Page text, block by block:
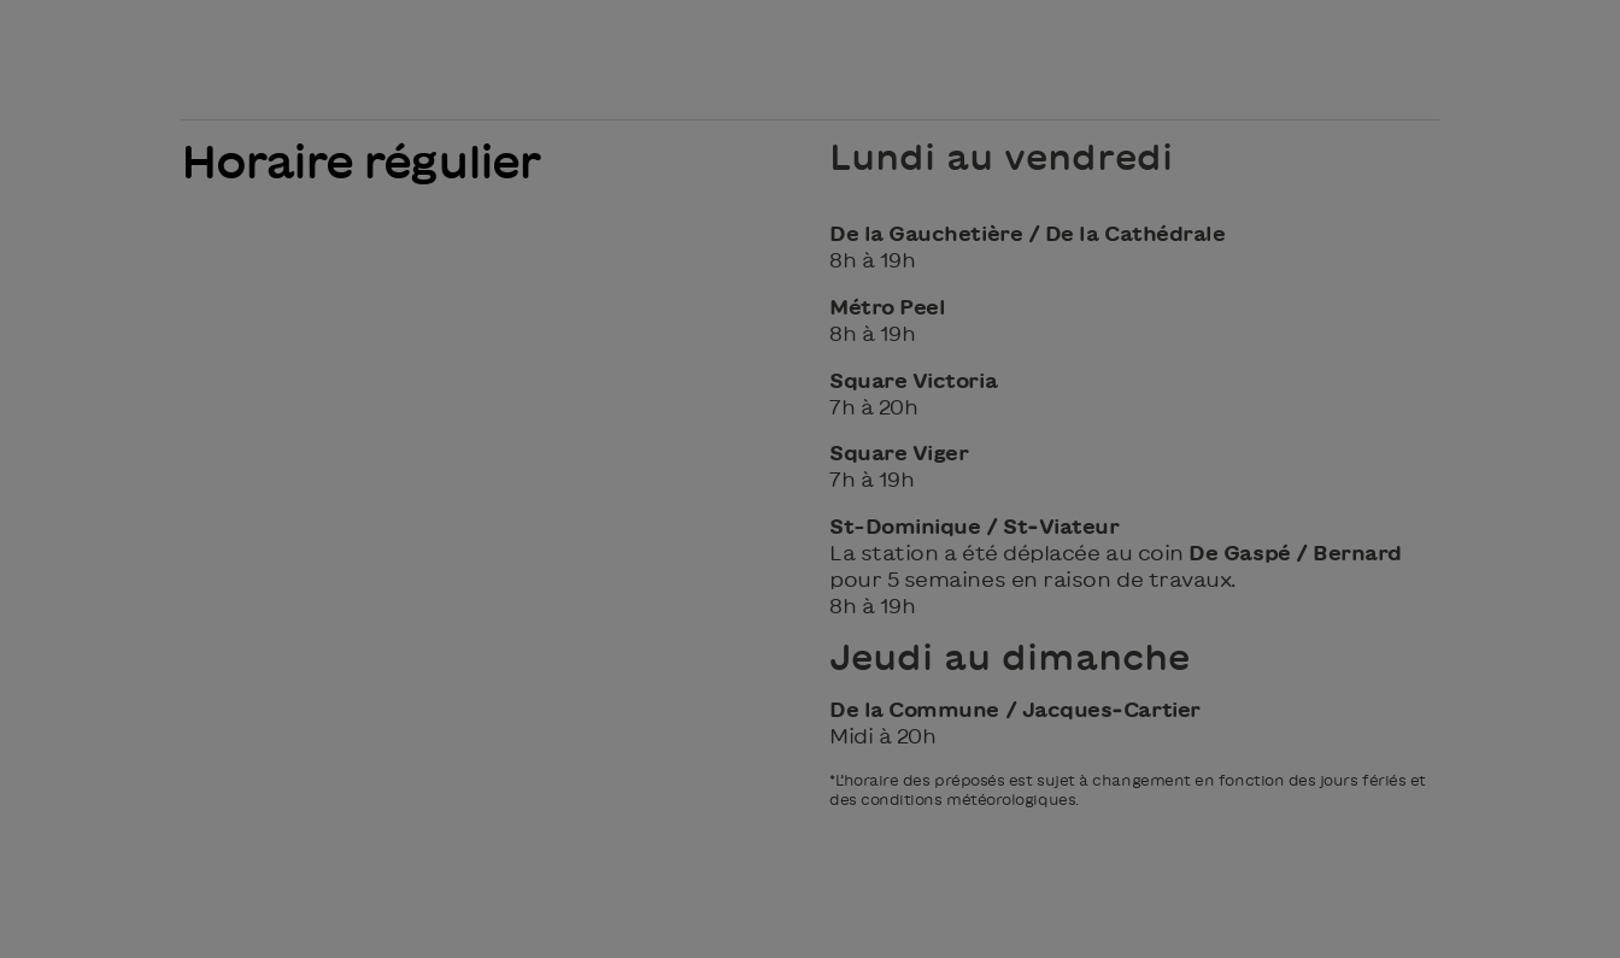
Horaire régulier Lundi au vendredi
De la Gauchetière / De la Cathédrale
8h à 19h
Métro Peel
8h à 19h
Square Victoria
7h à 20h
Square Viger
7h à 19h
St-Dominique / St‑Viateur
La station a été déplacée au coin De Gaspé / Bernard
pour 5 semaines en raison de travaux.
8h à 19h
Jeudi au dimanche
De la Commune / Jacques‑Cartier
Midi à 20h
*L’horaire des préposés est sujet à changement en fonction des jours fériés et
des conditions météorologiques.